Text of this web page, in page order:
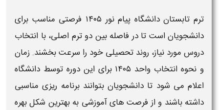
ترم تابستان دانشگاه پیام نور ۱۴۰۵
فرصتی مناسب برای
دانشجویان است تا در فاصله بین دوترم اصلی، با انتخاب
دروس مورد نیاز، روند تحصیلی خود را سرعت بخشند. زمان
و نحوه انتخاب واحد ۱۴۰۵
برای این دوره توسط دانشگاه
اعلام می شود تا دانشجویان بتوانند برنامه ریزی مناسبی
داشته باشند و از فرصت های آموزشی به بهترین شکل بهره